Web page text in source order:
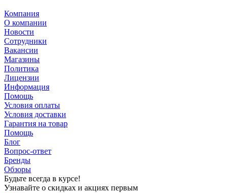
Компания
О компании
Новости
Сотрудники
Вакансии
Магазины
Политика
Лицензии
Информация
Помощь
Условия оплаты
Условия доставки
Гарантия на товар
Помощь
Блог
Вопрос-ответ
Бренды
Обзоры
Будьте всегда в курсе!
Узнавайте о скидках и акциях первым